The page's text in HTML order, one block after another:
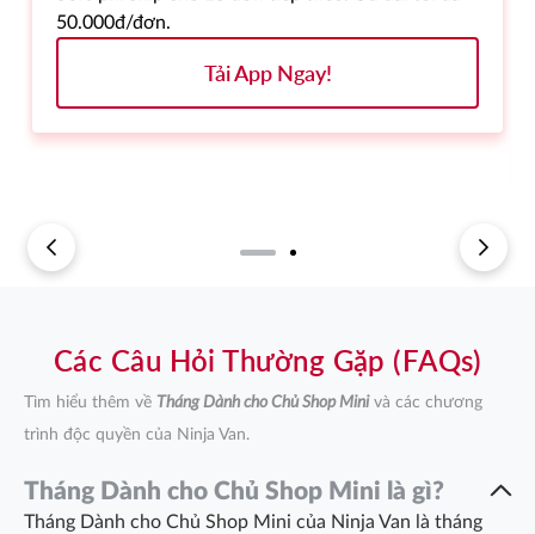
50.000đ/đơn.
Tải App Ngay!
Các Câu Hỏi Thường Gặp (FAQs)
Tìm hiểu thêm về Tháng Dành cho Chủ Shop Mini và các chương
trình độc quyền của Ninja Van.
Tháng Dành cho Chủ Shop Mini là gì?
Tháng Dành cho Chủ Shop Mini của Ninja Van là tháng